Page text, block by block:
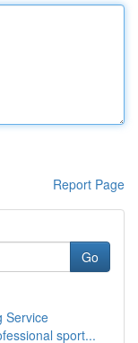
Report Page
Go
Service
sport...